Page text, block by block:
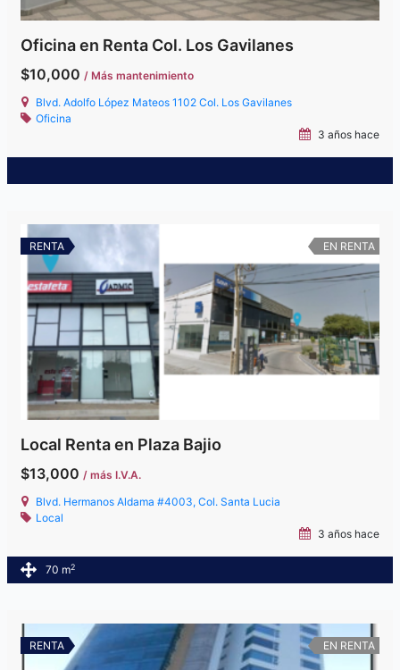
Oficina en Renta Col. Los Gavilanes
$10,000 / Más mantenimiento
Blvd. Adolfo López Mateos 1102 Col. Los Gavilanes
Oficina
3 años hace
RENTA EN RENTA
Local Renta en Plaza Bajio
$13,000 / más I.V.A.
Blvd. Hermanos Aldama #4003, Col. Santa Lucia
Local
3 años hace
70 m2
RENTA EN RENTA